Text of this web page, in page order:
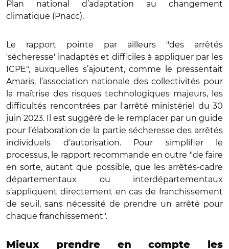
Plan national d’adaptation au changement
climatique (Pnacc).
Le rapport pointe par ailleurs "des arrêtés
'sécheresse' inadaptés et difficiles à appliquer par les
ICPE", auxquelles s’ajoutent, comme le pressentait
Amaris, l’association nationale des collectivités pour
la maîtrise des risques technologiques majeurs, les
difficultés rencontrées par l'arrêté ministériel du 30
juin 2023. Il est suggéré de le remplacer par un guide
pour l’élaboration de la partie sécheresse des arrêtés
individuels d’autorisation. Pour simplifier le
processus, le rapport recommande en outre "de faire
en sorte, autant que possible, que les arrêtés-cadre
départementaux ou interdépartementaux
s’appliquent directement en cas de franchissement
de seuil, sans nécessité de prendre un arrêté pour
chaque franchissement".
Mieux prendre en compte les